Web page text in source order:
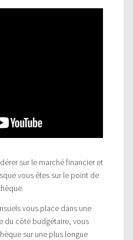
sur le marché financier et
vous êtes sur le point de
vous place dans une
du côté budgétaire, vous
sur une plus longue